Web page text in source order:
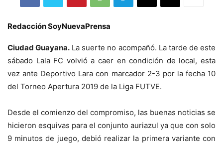
Redacción SoyNuevaPrensa
Ciudad Guayana. La suerte no acompañó. La tarde de este
sábado Lala FC volvió a caer en condición de local, esta
vez ante Deportivo Lara con marcador 2-3 por la fecha 10
del Torneo Apertura 2019 de la Liga FUTVE.
Desde el comienzo del compromiso, las buenas noticias se
hicieron esquivas para el conjunto auriazul ya que con solo
9 minutos de juego, debió realizar la primera variante con